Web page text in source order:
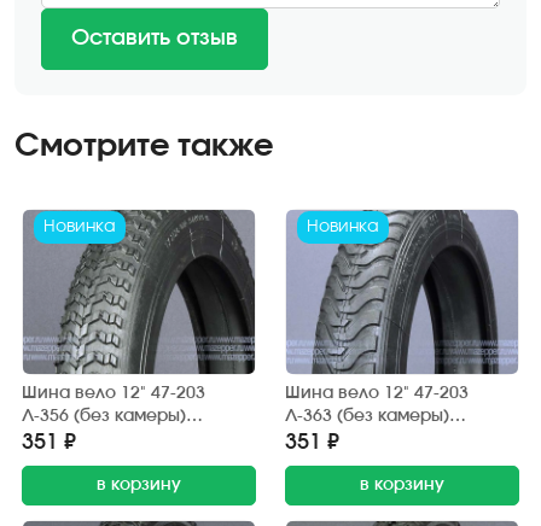
Оставить отзыв
Смотрите также
Новинка
Шина вело 12" 47-203
Л-356 (без камеры)
"ПЕТРОШИНА" (12х1,75)
детские коляски
351 ₽
в корзину
Новинка
Шина вело 12" 47-203
Л-363 (без камеры)
"ПЕТРОШИНА" (12х1,75)
детские коляски
351 ₽
в корзину